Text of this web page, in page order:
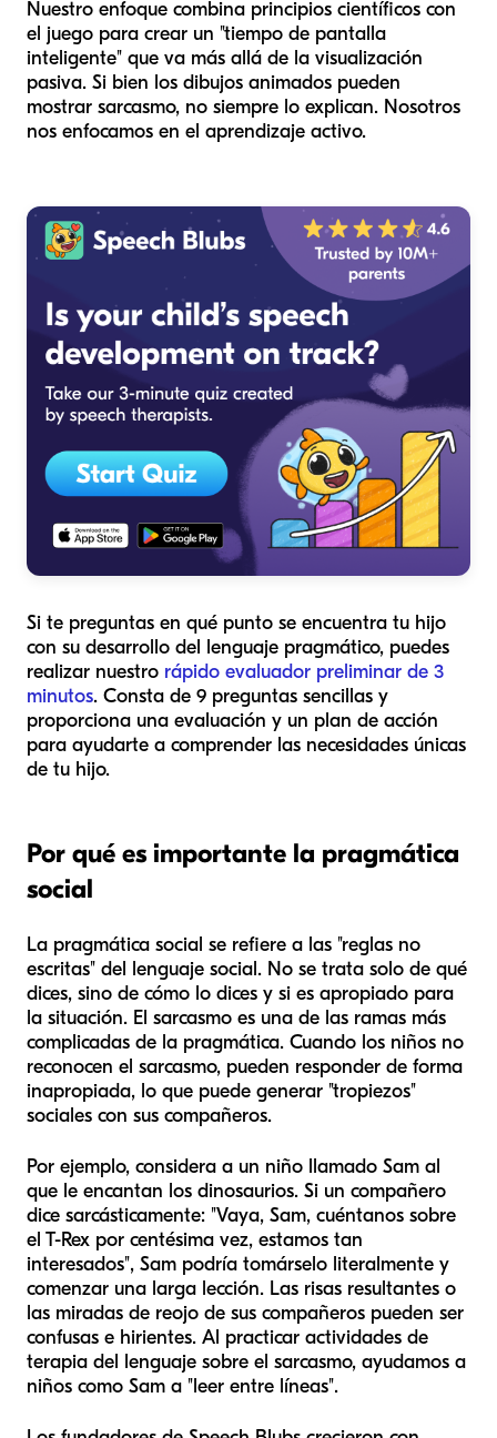
Nuestro enfoque combina principios científicos con
el juego para crear un "tiempo de pantalla
inteligente" que va más allá de la visualización
pasiva. Si bien los dibujos animados pueden
mostrar sarcasmo, no siempre lo explican. Nosotros
nos enfocamos en el aprendizaje activo.
Si te preguntas en qué punto se encuentra tu hijo
con su desarrollo del lenguaje pragmático, puedes
realizar nuestro rápido evaluador preliminar de 3
minutos. Consta de 9 preguntas sencillas y
proporciona una evaluación y un plan de acción
para ayudarte a comprender las necesidades únicas
de tu hijo.
Por qué es importante la pragmática
social
La pragmática social se refiere a las "reglas no
escritas" del lenguaje social. No se trata solo de qué
dices, sino de cómo lo dices y si es apropiado para
la situación. El sarcasmo es una de las ramas más
complicadas de la pragmática. Cuando los niños no
reconocen el sarcasmo, pueden responder de forma
inapropiada, lo que puede generar "tropiezos"
sociales con sus compañeros.
Por ejemplo, considera a un niño llamado Sam al
que le encantan los dinosaurios. Si un compañero
dice sarcásticamente: "Vaya, Sam, cuéntanos sobre
el T-Rex por centésima vez, estamos tan
interesados", Sam podría tomárselo literalmente y
comenzar una larga lección. Las risas resultantes o
las miradas de reojo de sus compañeros pueden ser
confusas e hirientes. Al practicar actividades de
terapia del lenguaje sobre el sarcasmo, ayudamos a
niños como Sam a "leer entre líneas".